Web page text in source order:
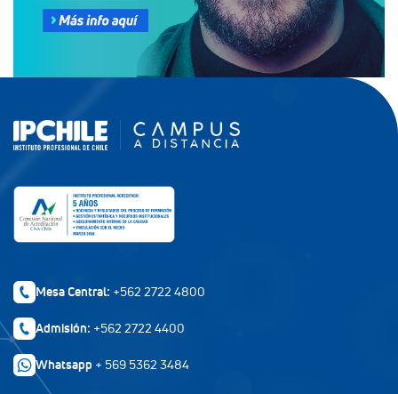
Mesa Central: +562 2722 4800
Admisión: +562 2722 4400
Whatsapp + 569 5362 3484